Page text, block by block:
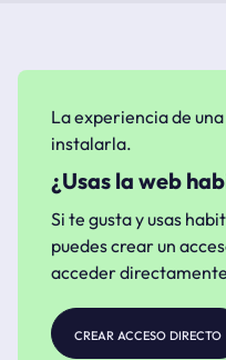
La experiencia de
instalarla.
¿Usas la web
Si te gusta y usas
puedes crear un
acceder
crear acceso directo